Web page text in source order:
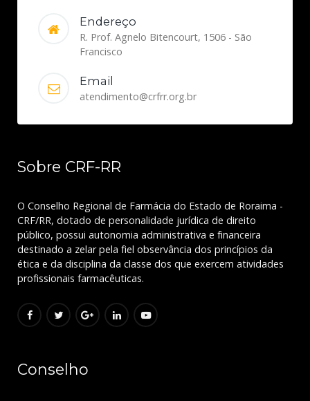
Endereço
R. Prof. Agnelo Bitencourt, 1506 - São
Francisco
Email
atendimento@crfrr.org.br
Sobre CRF-RR
O Conselho Regional de Farmácia do Estado de Roraima -
CRF/RR, dotado de personalidade jurídica de direito
público, possui autonomia administrativa e financeira
destinado a zelar pela fiel observância dos princípios da
ética e da disciplina da classe dos que exercem atividades
profissionais farmacêuticas.
Conselho